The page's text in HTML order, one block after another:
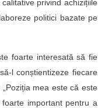
privind achizițiile
politici bazate pe
foarte interesată să fie
l conștientizeze fiecare
mea este că este
important pentru a